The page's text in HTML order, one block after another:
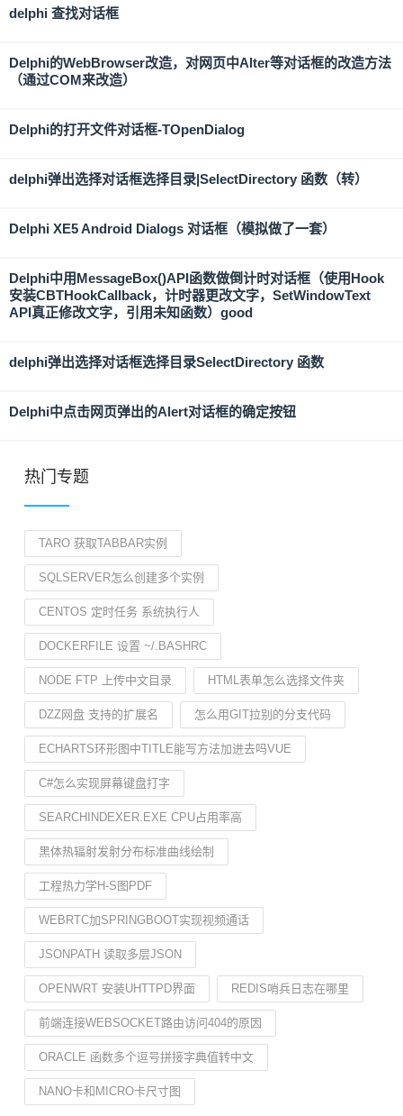
delphi 查找对话框
Delphi的WebBrowser改造，对网页中Alter等对话框的改造方法
（通过COM来改造）
Delphi的打开文件对话框-TOpenDialog
delphi弹出选择对话框选择目录|SelectDirectory 函数（转）
Delphi XE5 Android Dialogs 对话框（模拟做了一套）
Delphi中用MessageBox()API函数做倒计时对话框（使用Hook
安装CBTHookCallback，计时器更改文字，SetWindowText
API真正修改文字，引用未知函数）good
delphi弹出选择对话框选择目录SelectDirectory 函数
Delphi中点击网页弹出的Alert对话框的确定按钮
热门专题
TARO 获取TABBAR实例
SQLSERVER怎么创建多个实例
CENTOS 定时任务 系统执行人
DOCKERFILE 设置 ~/.BASHRC
NODE FTP 上传中文目录 HTML表单怎么选择文件夹
DZZ网盘 支持的扩展名 怎么用GIT拉别的分支代码
ECHARTS环形图中TITLE能写方法加进去吗VUE
C#怎么实现屏幕键盘打字
SEARCHINDEXER.EXE CPU占用率高
黑体热辐射发射分布标准曲线绘制
工程热力学H-S图PDF
WEBRTC加SPRINGBOOT实现视频通话
JSONPATH 读取多层JSON
OPENWRT 安装UHTTPD界面 REDIS哨兵日志在哪里
前端连接WEBSOCKET路由访问404的原因
ORACLE 函数多个逗号拼接字典值转中文
NANO卡和MICRO卡尺寸图